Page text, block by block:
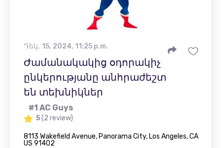
Դեկ․ 15, 2024, 11:25 p.m.
Ժամանակակից օդորակիչ
ընկերությանը անհրաժեշտ
են տեխնիկներ
#1 AC Guys
5(2 review)
8113 Wakefield Avenue, Panorama City, Los Angeles, CA
US 91402